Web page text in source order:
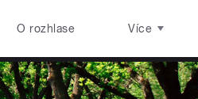
O rozhlase Více